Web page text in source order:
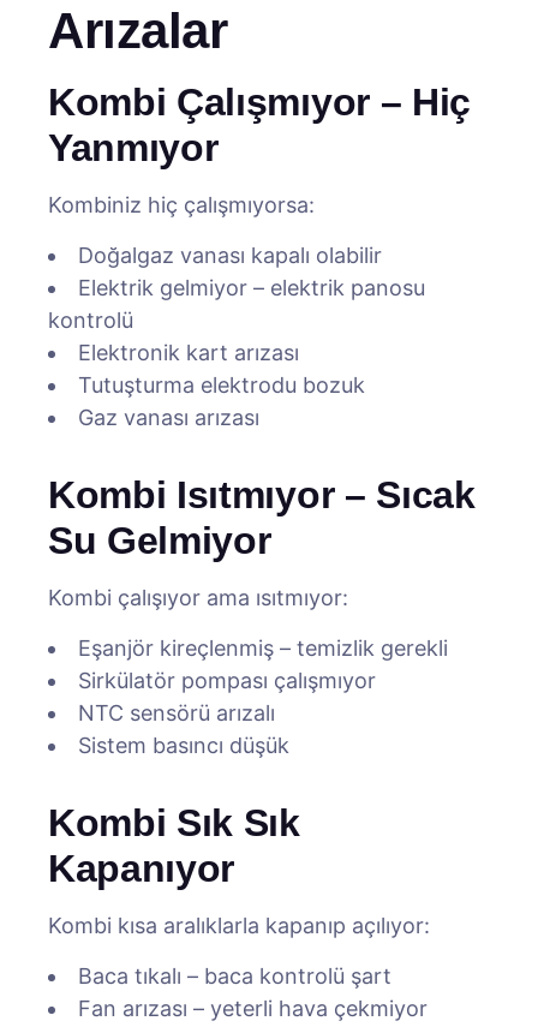
Arızalar
Kombi Çalışmıyor – Hiç
Yanmıyor
Kombiniz hiç çalışmıyorsa:
Doğalgaz vanası kapalı olabilir
Elektrik gelmiyor – elektrik panosu
kontrolü
Elektronik kart arızası
Tutuşturma elektrodu bozuk
Gaz vanası arızası
Kombi Isıtmıyor – Sıcak
Su Gelmiyor
Kombi çalışıyor ama ısıtmıyor:
Eşanjör kireçlenmiş – temizlik gerekli
Sirkülatör pompası çalışmıyor
NTC sensörü arızalı
Sistem basıncı düşük
Kombi Sık Sık
Kapanıyor
Kombi kısa aralıklarla kapanıp açılıyor:
Baca tıkalı – baca kontrolü şart
Fan arızası – yeterli hava çekmiyor